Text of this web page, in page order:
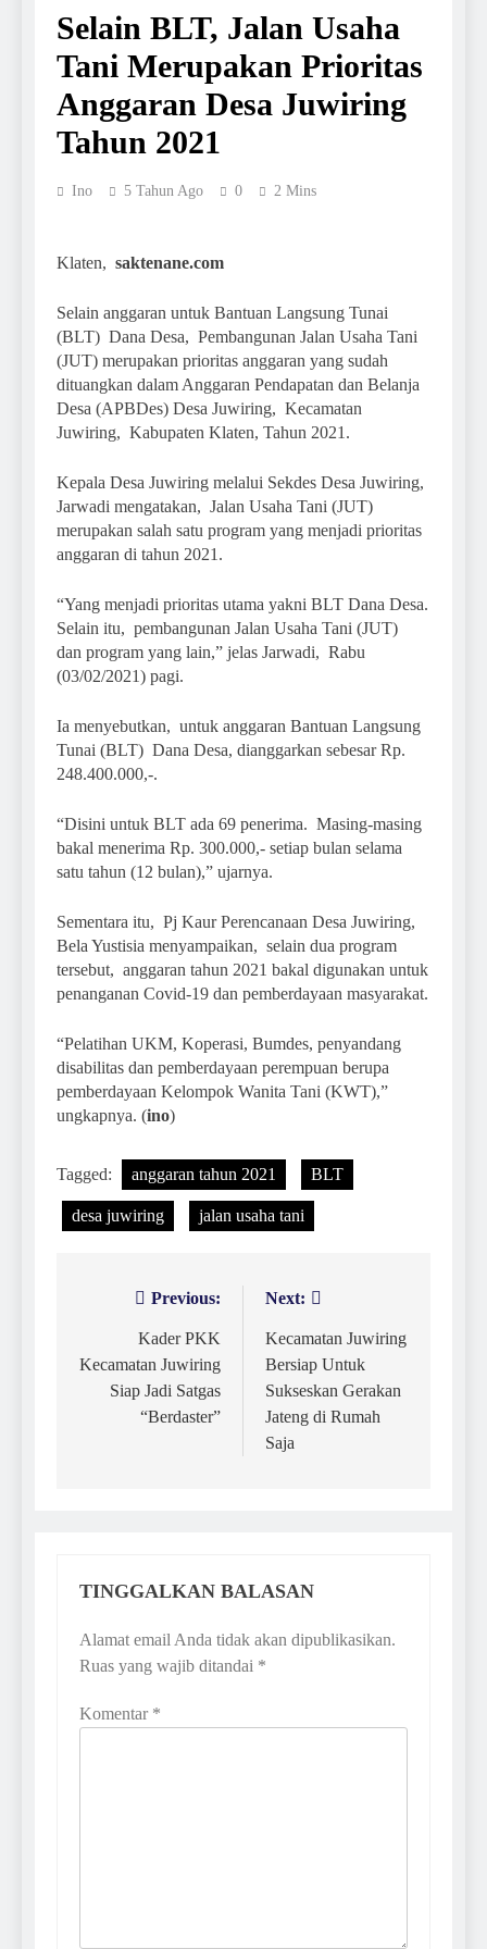
Selain BLT, Jalan Usaha
Tani Merupakan Prioritas
Anggaran Desa Juwiring
Tahun 2021
Ino 5 Tahun Ago 0 2 Mins
Klaten, saktenane.com
Selain anggaran untuk Bantuan Langsung Tunai
(BLT) Dana Desa, Pembangunan Jalan Usaha Tani
(JUT) merupakan prioritas anggaran yang sudah
dituangkan dalam Anggaran Pendapatan dan Belanja
Desa (APBDes) Desa Juwiring, Kecamatan
Juwiring, Kabupaten Klaten, Tahun 2021.
Kepala Desa Juwiring melalui Sekdes Desa Juwiring,
Jarwadi mengatakan, Jalan Usaha Tani (JUT)
merupakan salah satu program yang menjadi prioritas
anggaran di tahun 2021.
“Yang menjadi prioritas utama yakni BLT Dana Desa.
Selain itu, pembangunan Jalan Usaha Tani (JUT)
dan program yang lain,” jelas Jarwadi, Rabu
(03/02/2021) pagi.
Ia menyebutkan, untuk anggaran Bantuan Langsung
Tunai (BLT) Dana Desa, dianggarkan sebesar Rp.
248.400.000,-.
“Disini untuk BLT ada 69 penerima. Masing-masing
bakal menerima Rp. 300.000,- setiap bulan selama
satu tahun (12 bulan),” ujarnya.
Sementara itu, Pj Kaur Perencanaan Desa Juwiring,
Bela Yustisia menyampaikan, selain dua program
tersebut, anggaran tahun 2021 bakal digunakan untuk
penanganan Covid-19 dan pemberdayaan masyarakat.
“Pelatihan UKM, Koperasi, Bumdes, penyandang
disabilitas dan pemberdayaan perempuan berupa
pemberdayaan Kelompok Wanita Tani (KWT),”
ungkapnya. (ino)
Tagged: anggaran tahun 2021 BLT
desa juwiring jalan usaha tani
NavigasiPrevious:
Kader PKK
Kecamatan Juwiring
Siap Jadi Satgas
“Berdaster”
Next:
Kecamatan Juwiring
Bersiap Untuk
Sukseskan Gerakan
Jateng di Rumah
Saja
TINGGALKAN BALASAN
Alamat email Anda tidak akan dipublikasikan.
Ruas yang wajib ditandai *
Komentar *